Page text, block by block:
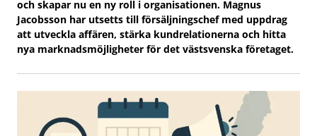
och skapar nu en ny roll i organisationen. Magnus
Jacobsson har utsetts till försäljningschef med uppdrag
att utveckla affären, stärka kundrelationerna och hitta
nya marknadsmöjligheter för det västsvenska företaget.